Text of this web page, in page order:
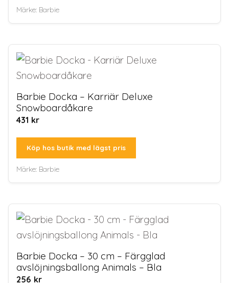
Märke: Barbie
Barbie Docka – Karriär Deluxe
Snowboardåkare
431 kr
Köp hos butik med lägst pris
Märke: Barbie
Barbie Docka – 30 cm – Färgglad
avslöjningsballong Animals – Bla
256 kr